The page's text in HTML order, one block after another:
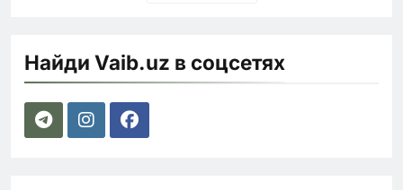
Найди Vaib.uz в соцсетях